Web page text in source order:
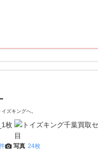
ズキングへ。‎
写真 24枚